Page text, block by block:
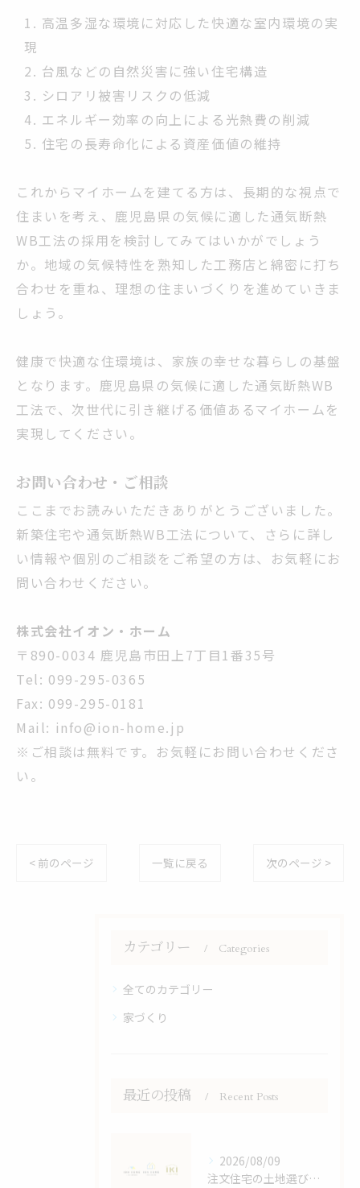
高温多湿な環境に対応した快適な室内環境の実
現
台風などの自然災害に強い住宅構造
シロアリ被害リスクの低減
エネルギー効率の向上による光熱費の削減
住宅の長寿命化による資産価値の維持
これからマイホームを建てる方は、長期的な視点で
住まいを考え、鹿児島県の気候に適した通気断熱
WB工法の採用を検討してみてはいかがでしょう
か。地域の気候特性を熟知した工務店と綿密に打ち
合わせを重ね、理想の住まいづくりを進めていきま
しょう。
健康で快適な住環境は、家族の幸せな暮らしの基盤
となります。鹿児島県の気候に適した通気断熱WB
工法で、次世代に引き継げる価値あるマイホームを
実現してください。
お問い合わせ・ご相談
ここまでお読みいただきありがとうございました。
新築住宅や通気断熱WB工法について、さらに詳し
い情報や個別のご相談をご希望の方は、お気軽にお
問い合わせください。
株式会社イオン・ホーム
〒890-0034 鹿児島市田上7丁目1番35号
Tel: 099-295-0365
Fax: 099-295-0181
Mail: info@ion-home.jp
※ご相談は無料です。お気軽にお問い合わせくださ
い。
< 前のページ 一覧に戻る 次のページ >
カテゴリー Categories
全てのカテゴリー
家づくり
最近の投稿 Recent Posts
2026/08/09
注文住宅の土地選びで後悔しないためのポイントと効率的な進め方